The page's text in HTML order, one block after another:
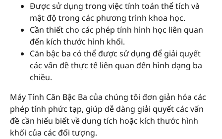
Được sử dụng trong việc tính toán thể tích và
mật độ trong các phương trình khoa học.
Cần thiết cho các phép tính hình học liên quan
đến kích thước hình khối.
Căn bậc ba có thể được sử dụng để giải quyết
các vấn đề thực tế liên quan đến hình dạng ba
chiều.
Máy Tính Căn Bậc Ba của chúng tôi đơn giản hóa các
phép tính phức tạp, giúp dễ dàng giải quyết các vấn
đề cần hiểu biết về dung tích hoặc kích thước hình
khối của các đối tượng.